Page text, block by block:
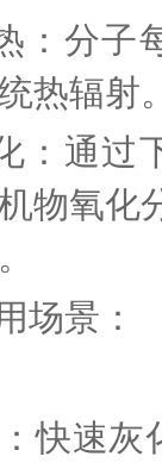
：分子
热辐射
：通过
物氧化
场景：
快速灰